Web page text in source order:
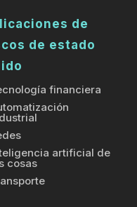
de
de estado
financiera
artificial de
cosas